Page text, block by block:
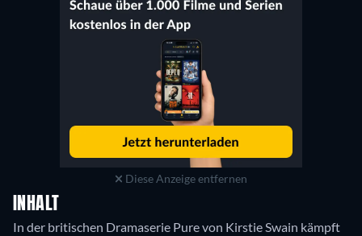
Diese Anzeige entfernen
INHALT
In der britischen Dramaserie Pure von Kirstie Swain kämpft